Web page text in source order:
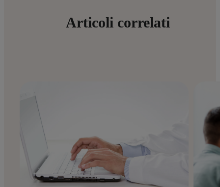
Articoli correlati